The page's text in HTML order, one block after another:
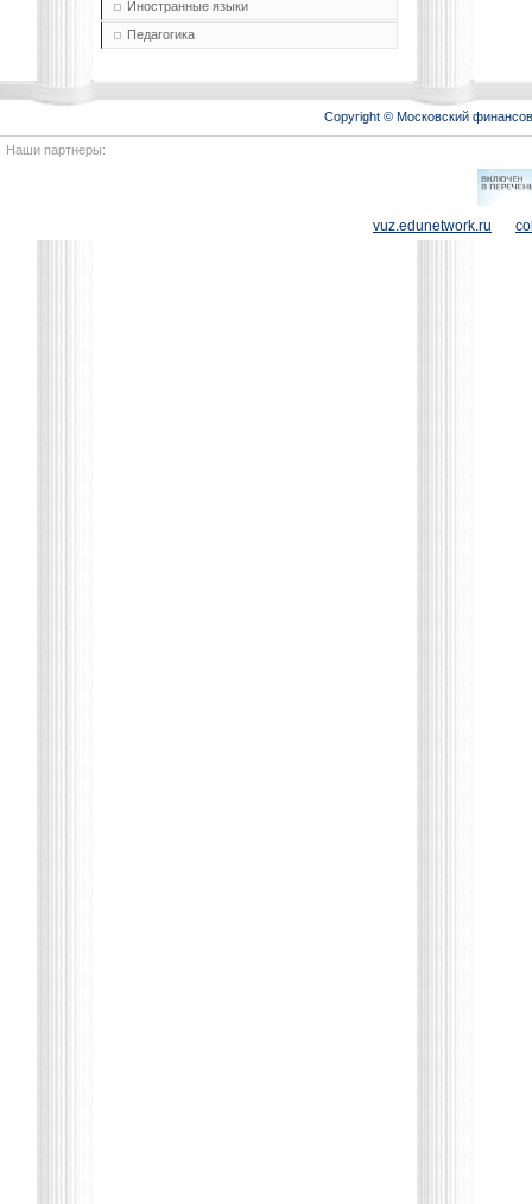
Иностранные языки
Педагогика
Copyright © Московский
Наши партнеры:
vuz.edunetwork.ru